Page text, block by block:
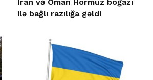
ilə bağlı razılığa gəldi